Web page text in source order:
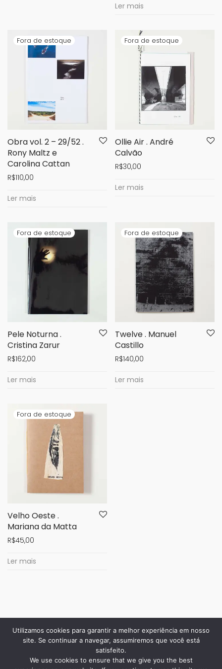
Ler mais
Obra vol. 2 – 29/52 .
Rony Maltz e
Carolina Cattan
R$110,00
Ler mais
Ollie Air . André
Calvão
R$30,00
Ler mais
Pele Noturna .
Cristina Zarur
R$162,00
Ler mais
Twelve . Manuel
Castillo
R$140,00
Ler mais
Velho Oeste .
Mariana da Matta
R$45,00
Ler mais
Utilizamos cookies para garantir a melhor experiência em nosso
site. Se continuar a navegar, assumiremos que você está
satisfeito.
We use cookies to ensure that we give you the best